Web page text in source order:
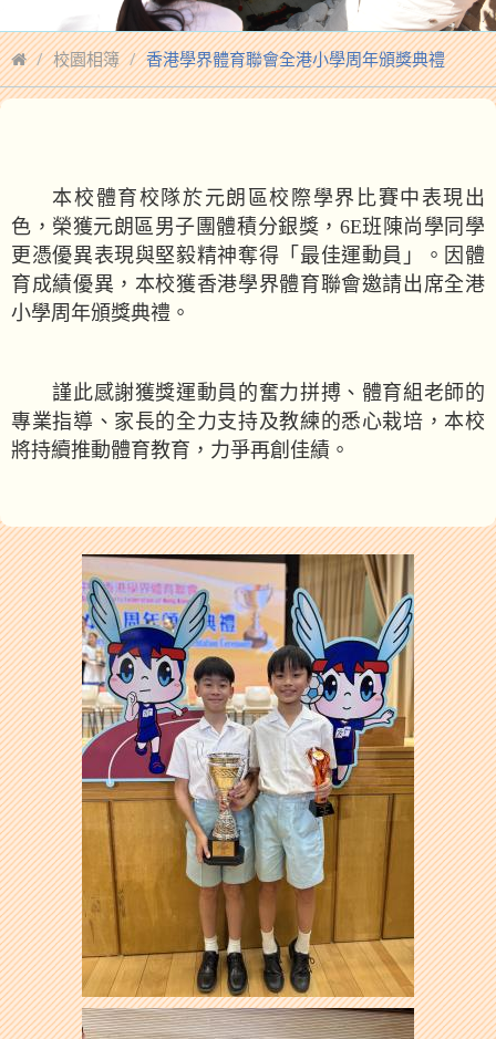
校園相簿 香港學界體育聯會全港小學周年頒獎典禮
本校體育校隊於元朗區校際學界比賽中表現出
色，榮獲元朗區男子團體積分銀獎， 6E班陳尚學同學
更憑優異表現與堅毅精神奪得「最佳運動員」。因體
育成績優異，本校獲香港學界體育聯會邀請出席全港
小學周年頒獎典禮。
謹此感謝獲獎運動員的奮力拼搏、體育組老師的
專業指導、家長的全力支持及教練的悉心栽培，本校
將持續推動體育教育，力爭再創佳績。